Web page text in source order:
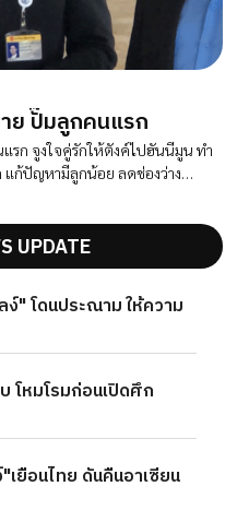
ย ปั๊มลูกคนแรก
รก จูงใจคู่รักให้ตังค์ไปฮันนีมูน ทำ
ก้ปัญหามีลูกน้อย ลดช่องว่าง
UPDATE
ง์" โดนประณาม ให้ความ
โหมโรมก่อนเปิดศึก
ยือนไทย ดันคืนอาเซียน